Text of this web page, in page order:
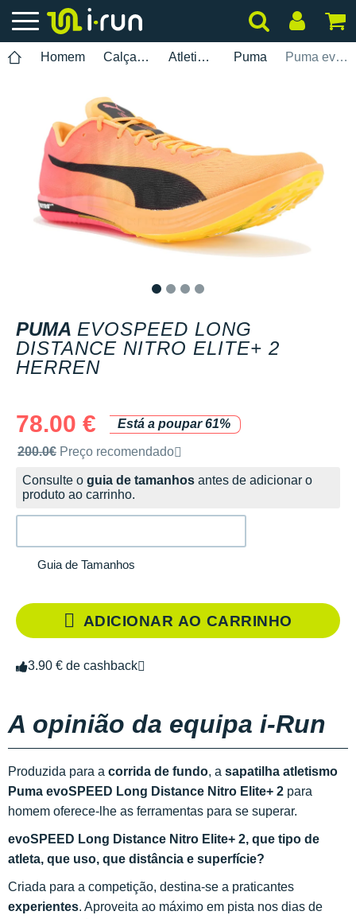
Homem Calçados Atletismo Puma Puma evoSPEED Long Distance Nitro Elite+ 2 Herren
PUMA EVOSPEED LONG
DISTANCE NITRO ELITE+ 2
HERREN
78.00 €
Está a poupar 61%
Preço de venda recomendado pela marca
200.0€ Preço recomendado
Consulte o guia de tamanhos antes de adicionar o
produto ao carrinho.
Guia de Tamanhos
ADICIONAR AO CARRINHO
3.90 € de cashback
A opinião da equipa i-Run
Produzida para a corrida de fundo, a sapatilha atletismo
Puma evoSPEED Long Distance Nitro Elite+ 2 para
homem oferece-lhe as ferramentas para se superar.
evoSPEED Long Distance Nitro Elite+ 2, que tipo de
atleta, que uso, que distância e superfície?
Criada para a competição, destina-se a praticantes
experientes. Aproveita ao máximo em pista nos dias de